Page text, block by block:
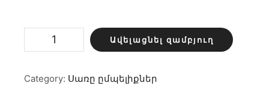
ֆանտա
սփրայթ
Ավելացնել զամբյուղ
Category: Սառը ըմպելիքներ